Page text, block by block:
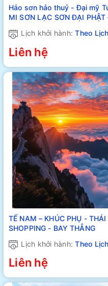
Hảo sơn hảo thuỷ - Đại mỹ
MI SƠN LẠC SƠN ĐẠI PHẬT
Lịch khởi hành:Theo Lịch
Liên hệ
TẾ NAM – KHÚC PHỤ - THÁI SƠN –
SHOPPING - BAY THẲNG
Lịch khởi hành:Theo Lịch
Liên hệ